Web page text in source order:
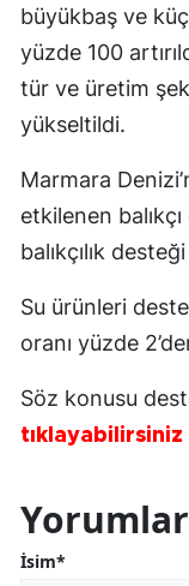
büyükbaş ve
yüzde 100
tür ve üretim
yükseltildi.
Marmara
etkilenen
balıkçılık
Su ürünleri
oranı yüzde
Söz konusu
tıklayabilirsiniz
Yorumlar
İsim*